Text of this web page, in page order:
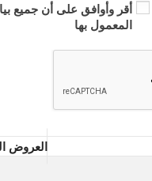
أقر وأوافق على أن جميع
المعمول بها
العروض